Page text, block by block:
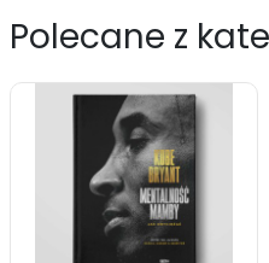
Polecane z